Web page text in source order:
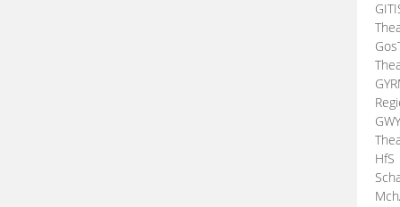
HfS